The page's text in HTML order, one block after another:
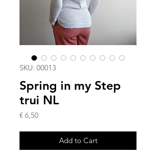
SKU: 00013
Spring in my Step
trui NL
€ 6,50Price
Add to Cart